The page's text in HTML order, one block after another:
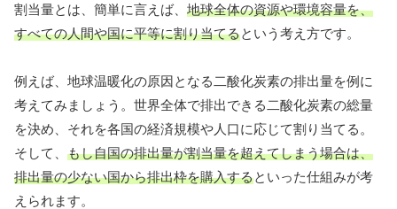
割当量とは、簡単に言えば、 地球全体の資源や環境容量を、
すべての人間や国に平等に割り当てるという考え方です。
例えば、地球温暖化の原因となる二酸化炭素の排出量を例に
考えてみましょう。世界全体で排出できる二酸化炭素の総量
を決め、それを各国の経済規模や人口に応じて割り当てる。
そして、 もし自国の排出量が割当量を超えてしまう場合は、
排出量の少ない国から排出枠を購入するといった仕組みが考
えられます。